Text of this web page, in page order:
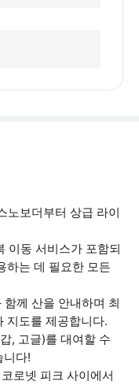
노보더부터 상급 라이
이동 서비스가 포함되
하는 데 필요한 모든
께 산을 안내하며 최
지도를 제공합니다.
, 고글)를 대여할 수
니다!
로넷 피크 사이에서